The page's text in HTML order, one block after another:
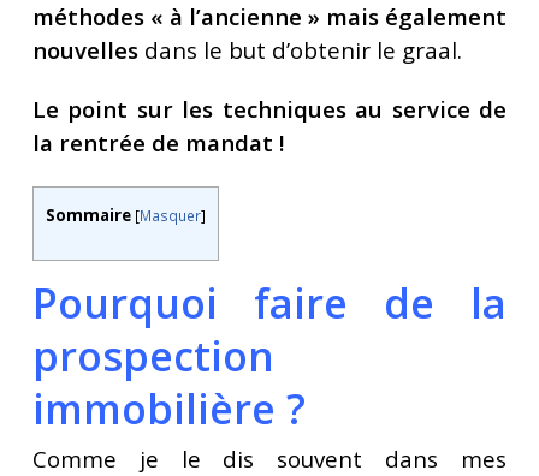
méthodes « à l’ancienne » mais également
nouvellesdans le but d’obtenir le graal.
Le point sur les techniques au service de
la rentrée de mandat !
Sommaire [Masquer]
Pourquoi faire de la
prospection
immobilière ?
Comme je le dis souvent dans mes